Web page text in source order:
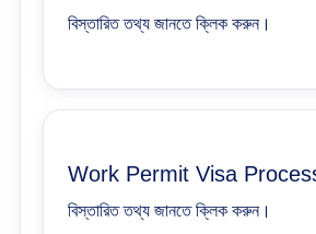
বিস্তারিত তথ্য জানতে ক্লিক করুন।
Work Permit Visa
বিস্তারিত তথ্য জানতে ক্লিক করুন।